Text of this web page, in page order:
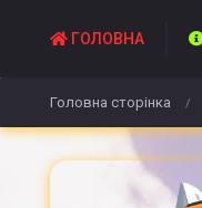
ГОЛОВНА
Головна сторінка /